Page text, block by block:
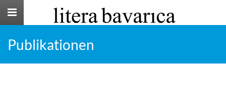
Toggle
Publikationen